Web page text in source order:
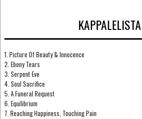
KAPPALELISTA
1. Picture Of Beauty & Innocence
2. Ebony Tears
3. Serpent Eve
4. Soul Sacrifice
5. A Funeral Request
6. Equilibrium
7. Reaching Happiness, Touching Pain